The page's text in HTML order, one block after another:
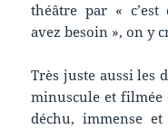
théâtre par «
avez besoin », on y
Très juste aussi les
minuscule et filmée
déchu, immense